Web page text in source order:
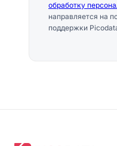
обработку
направляется на
поддержки